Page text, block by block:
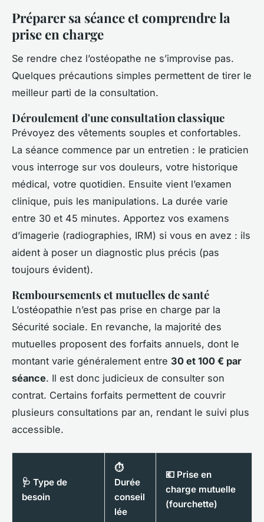
Préparer sa séance et comprendre la
prise en charge
Se rendre chez l’ostéopathe ne s’improvise pas.
Quelques précautions simples permettent de tirer le
meilleur parti de la consultation.
Déroulement d'une consultation classique
Prévoyez des vêtements souples et confortables.
La séance commence par un entretien : le praticien
vous interroge sur vos douleurs, votre historique
médical, votre quotidien. Ensuite vient l’examen
clinique, puis les manipulations. La durée varie
entre 30 et 45 minutes. Apportez vos examens
d’imagerie (radiographies, IRM) si vous en avez : ils
aident à poser un diagnostic plus précis (pas
toujours évident).
Remboursements et mutuelles de santé
L’ostéopathie n’est pas prise en charge par la
Sécurité sociale. En revanche, la majorité des
mutuelles proposent des forfaits annuels, dont le
montant varie généralement entre 30 et 100 € par
séance. Il est donc judicieux de consulter son
contrat. Certains forfaits permettent de couvrir
plusieurs consultations par an, rendant le suivi plus
accessible.
🩺 Type de
besoin
⏱️
Durée
conseil
lée
💶 Prise en
charge mutuelle
(fourchette)